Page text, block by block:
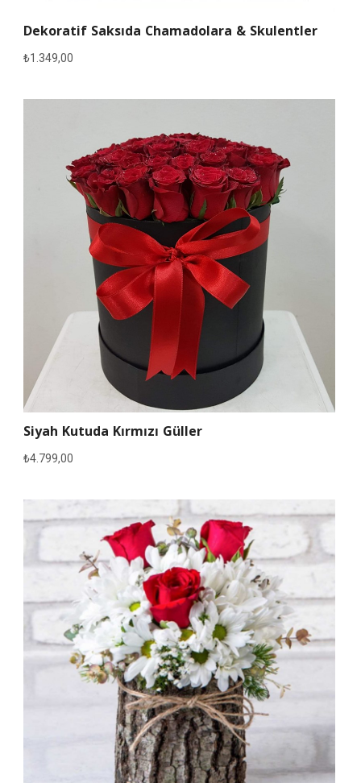
Dekoratif Saksıda Chamadolara & Skulentler
₺1.349,00
Siyah Kutuda Kırmızı Güller
₺4.799,00